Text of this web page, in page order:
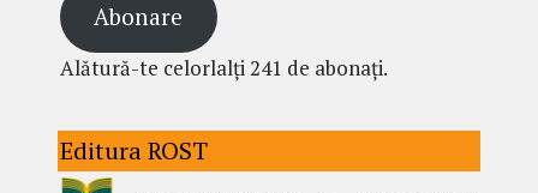
Abonare
Alătură-te celorlalți 241 de abonați.
Editura ROST